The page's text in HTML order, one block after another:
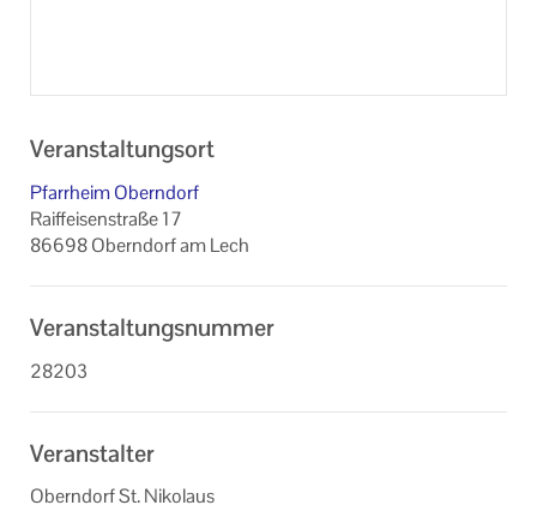
Veranstaltungsort
Pfarrheim Oberndorf
Raiffeisenstraße 17
86698 Oberndorf am Lech
Veranstaltungsnummer
28203
Veranstalter
Oberndorf St. Nikolaus